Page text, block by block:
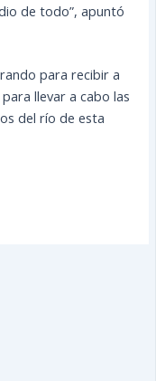
de todo”, apuntó
para recibir a
llevar a cabo las
del río de esta